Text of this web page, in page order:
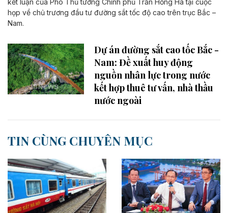
họp về chủ trương đầu tư đường sắt tốc độ cao trên trục Bắc –
Nam.
Dự án đường sắt cao tốc Bắc -
Nam: Đề xuất huy động
nguồn nhân lực trong nước
kết hợp thuê tư vấn, nhà thầu
nước ngoài
TIN CÙNG CHUYÊN MỤC